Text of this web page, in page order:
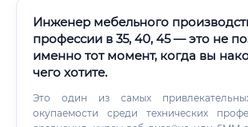
Инженер мебельного
профессии в 35, 40, 45 — это не
именно тот момент, когда вы
чего хотите.
Это один из самых
окупаемости среди технических